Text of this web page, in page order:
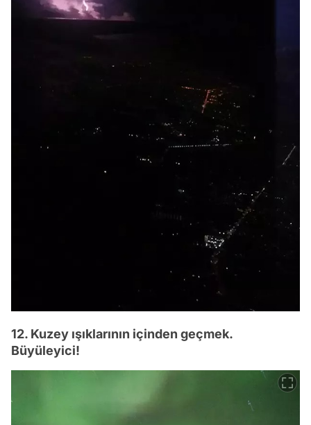
12. Kuzey ışıklarının içinden geçmek.
Büyüleyici!